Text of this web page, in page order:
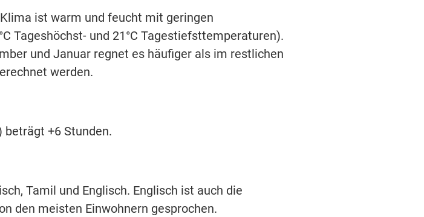
ist warm und feucht mit geringen
Tageshöchst- und 21°C Tagestiefsttemperaturen).
und Januar regnet es häufiger als im restlichen
werden.
+6 Stunden.
Tamil und Englisch. Englisch ist auch die
den meisten Einwohnern gesprochen.